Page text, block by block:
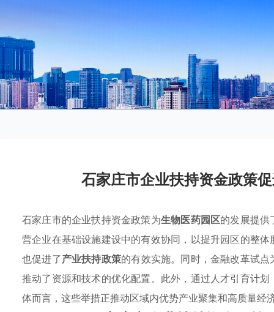
石家庄市企业扶持资金政策
石家庄市的企业扶持资金政策为生物医药园区的发展提供
营企业在基础设施建设中的有效协同，以提升园区的整
也促进了产业扶持政策的有效实施。同时，金融改革试
推动了资源和技术的优化配置。此外，通过人才引育计
体而言，这些举措正推动区域内优势产业聚集和高质量经